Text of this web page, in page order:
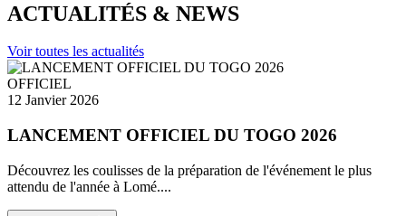
ACTUALITÉS & NEWS
Voir toutes les actualités
OFFICIEL
12 Janvier 2026
LANCEMENT OFFICIEL DU TOGO 2026
Découvrez les coulisses de la préparation de l'événement le plus
attendu de l'année à Lomé....